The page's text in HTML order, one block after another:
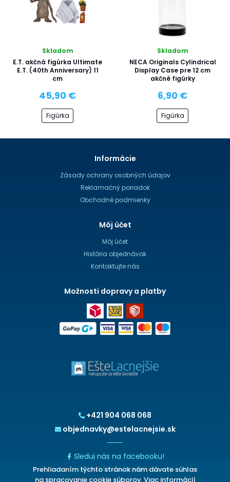
Skladom
E.T. akčná figúrka Ultimate
E.T. (40th Anniversary) 11
cm
45,90 €
Figúrka
Skladom
NECA Originals Cylindrical
Display Case pre 12 cm
akčné figúrky
6,90 €
Figúrka
+421 904 068 068
objednavky@estelacnejsie.sk
Sleduj nás na facebooku!
2026 © EšteLacnejšie.sk
Informácie
Zásady ochrany osobných údajov
Reklamačný poriadok
Obchodné podmienky
Môj účet
Môj účet
História objednávok
Kontaktujte nás
Možnosti dopravy a platby
Prehliadaním týchto stránok nám dávate súhlas
na spracovanie cookie súborov. Viac informácií